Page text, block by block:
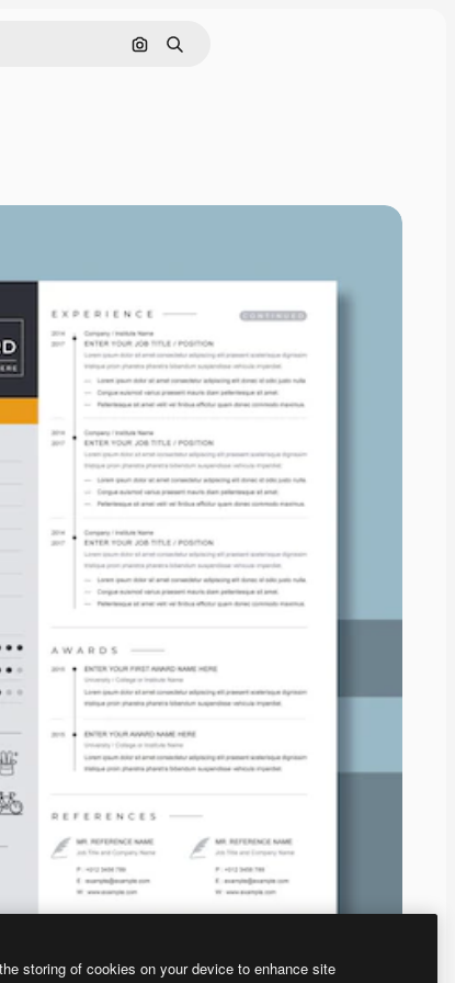
画像で検索
検索
storing of cookies on your device to enhance site